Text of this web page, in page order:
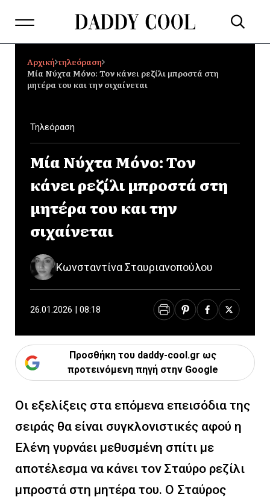
Αρχική τηλεόραση
Μία Νύχτα Μόνο: Τον κάνει ρεζίλι μπροστά στη
μητέρα του και την σιχαίνεται
Τηλεόραση
Μία Νύχτα Μόνο: Τον
κάνει ρεζίλι μπροστά στη
μητέρα του και την
σιχαίνεται
Κωνσταντίνα Σταυριανοπούλου
26.01.2026 | 08:18
Προσθήκη του daddy-cool.gr ως
προτεινόμενη πηγή στην Google
Οι εξελίξεις στα επόμενα επεισόδια της
σειράς θα είναι συγκλονιστικές αφού η
Ελένη γυρνάει μεθυσμένη σπίτι με
αποτέλεσμα να κάνει τον Σταύρο ρεζίλι
μπροστά στη μητέρα του. Ο Σταύρος